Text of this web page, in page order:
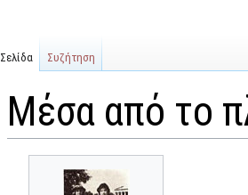
Μέσα από το
Σελίδα Συζήτηση